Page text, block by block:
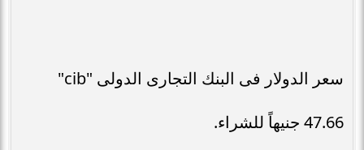
سعر الدولار فى البنك التجارى الدولى "cib"
47.66 جنيهاً للشراء.